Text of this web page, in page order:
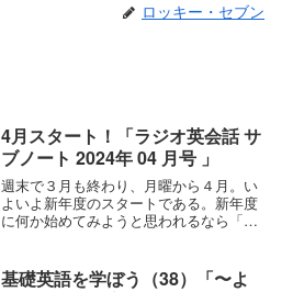
ロッキー・セブン
4月スタート！「ラジオ英会話 サ
ブノート 2024年 04 月号 」
週末で３月も終わり、月曜から４月。い
よいよ新年度のスタートである。新年度
に何か始めてみようと思われるなら「英
紹介した。今回は、この「ラジオ英会
基礎英語を学ぼう（38）「〜よ